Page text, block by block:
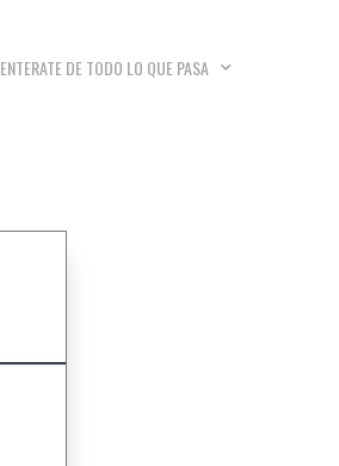
ENTERATE DE TODO LO QUE PASA